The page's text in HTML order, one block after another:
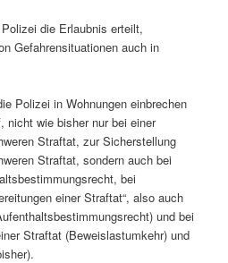
die Erlaubnis erteilt,
Gefahrensituationen auch in
Polizei in Wohnungen einbrechen
nicht wie bisher nur bei einer
Straftat, zur Sicherstellung
Straftat, sondern auch bei
bei
einer Straftat“, also auch
und bei
Straftat (Beweislastumkehr) und